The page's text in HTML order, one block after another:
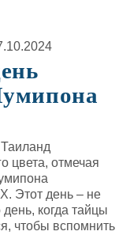
цвета, отмечая
Этот день – не
когда тайцы
чтобы вспомнить